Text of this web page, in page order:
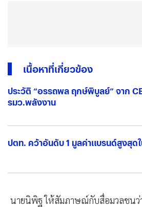
เนื้อหาที่เกี่ยวข้อง
ประวัติ “อรรถพล ฤกษ์พิบูลย์” จาก
รมว.พลังงาน
ปตท. คว้าอันดับ 1 มูลค่าแบรนด์สูงสุด
นายนิพิฐ ให้สัมภาษณ์กับสื่อมวลชนว่